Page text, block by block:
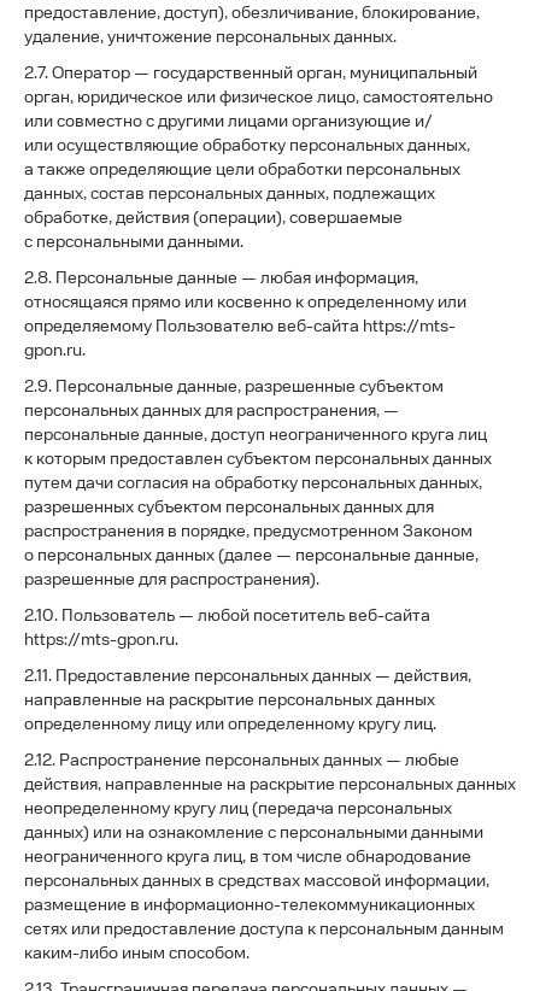
предоставление, доступ), обезличивание, блокирование,
удаление, уничтожение персональных данных.
2.7. Оператор — государственный орган, муниципальный
орган, юридическое или физическое лицо, самостоятельно
или совместно с другими лицами организующие и/
или осуществляющие обработку персональных данных,
а также определяющие цели обработки персональных
данных, состав персональных данных, подлежащих
обработке, действия (операции), совершаемые
с персональными данными.
2.8. Персональные данные — любая информация,
относящаяся прямо или косвенно к определенному или
определяемому Пользователю веб-сайта https://mts-
gpon.ru.
2.9. Персональные данные, разрешенные субъектом
персональных данных для распространения, —
персональные данные, доступ неограниченного круга лиц
к которым предоставлен субъектом персональных данных
путем дачи согласия на обработку персональных данных,
разрешенных субъектом персональных данных для
распространения в порядке, предусмотренном Законом
о персональных данных (далее — персональные данные,
разрешенные для распространения).
2.10. Пользователь — любой посетитель веб-сайта
https://mts-gpon.ru.
2.11. Предоставление персональных данных — действия,
направленные на раскрытие персональных данных
определенному лицу или определенному кругу лиц.
2.12. Распространение персональных данных — любые
действия, направленные на раскрытие персональных данных
неопределенному кругу лиц (передача персональных
данных) или на ознакомление с персональными данными
неограниченного круга лиц, в том числе обнародование
персональных данных в средствах массовой информации,
размещение в информационно-телекоммуникационных
сетях или предоставление доступа к персональным данным
каким-либо иным способом.